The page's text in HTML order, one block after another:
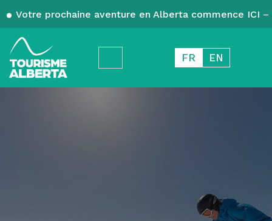
Votre prochaine aventure en Alberta commence ICI
FR EN